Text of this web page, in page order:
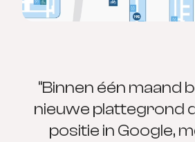
“Binnen één maand
nieuwe plattegrond
positie in Google,